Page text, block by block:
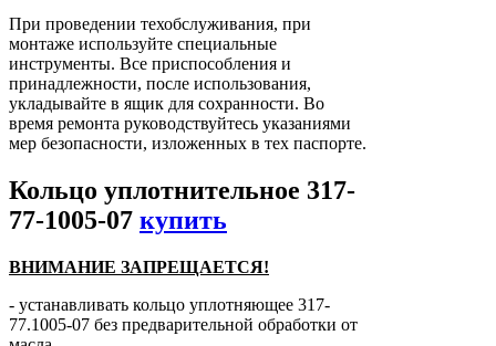
При проведении техобслуживания, при
монтаже используйте специальные
инструменты. Все приспособления и
принадлежности, после использования,
укладывайте в ящик для сохранности. Во
время ремонта руководствуйтесь указаниями
мер безопасности, изложенных в тех паспорте.
Кольцо уплотнительное 317-
77-1005-07 купить
ВНИМАНИЕ ЗАПРЕЩАЕТСЯ!
- устанавливать кольцо уплотняющее 317-
77.1005-07 без предварительной обработки от